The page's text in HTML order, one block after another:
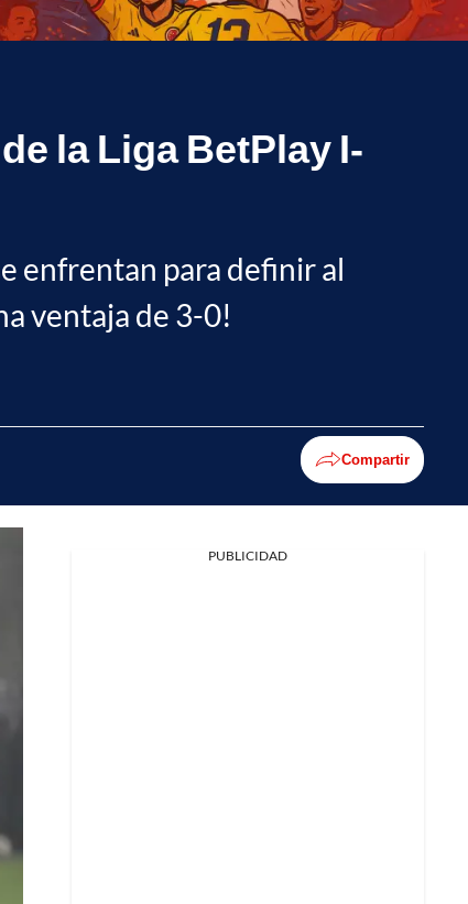
la Liga BetPlay I-
enfrentan para definir al
ventaja de 3-0!
Compartir
PUBLICIDAD